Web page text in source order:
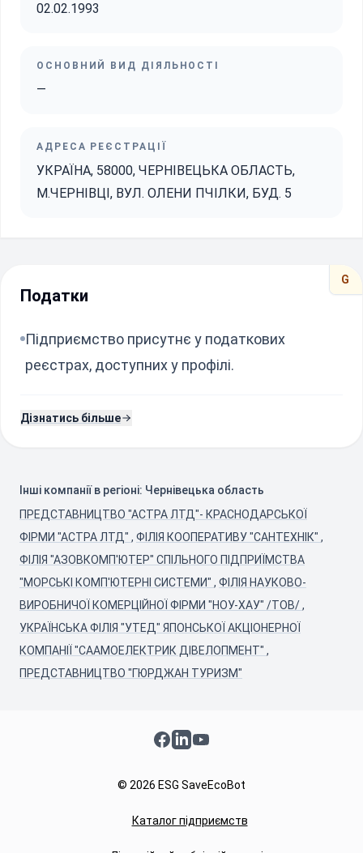
02.02.1993
ОСНОВНИЙ ВИД ДІЯЛЬНОСТІ
—
АДРЕСА РЕЄСТРАЦІЇ
УКРАЇНА, 58000, ЧЕРНIВЕЦЬКА ОБЛАСТЬ,
М.ЧЕРНІВЦІ, ВУЛ. ОЛЕНИ ПЧІЛКИ, БУД. 5
G
Податки
Підприємство присутнє у податкових
реєстрах, доступних у профілі.
Дізнатись більше
Інші компанії в регіоні: Чернівецька область
ПРЕДСТАВНИЦТВО "АСТРА ЛТД"- КРАСНОДАРСЬКОЇ
ФІРМИ "АСТРА ЛТД" , ФІЛІЯ КООПЕРАТИВУ "САНТЕХНІК" ,
ФІЛІЯ "АЗОВКОМП'ЮТЕР" СПІЛЬНОГО ПІДПРИЇМСТВА
"МОРСЬКІ КОМП'ЮТЕРНІ СИСТЕМИ" , ФІЛІЯ НАУКОВО-
ВИРОБНИЧОЇ КОМЕРЦІЙНОЇ ФІРМИ "НОУ-ХАУ" /ТОВ/,
УКРАЇНСЬКА ФІЛІЯ "УТЕД" ЯПОНСЬКОЇ АКЦІОНЕРНОЇ
КОМПАНІЇ "СААМОЕЛЕКТРИК ДІВЕЛОПМЕНТ" ,
ПРЕДСТАВНИЦТВО "ГЮРДЖАН ТУРИЗМ"
Facebook
LinkedInYouTube
© 2026 ESG SaveEcoBot
Каталог підприємств